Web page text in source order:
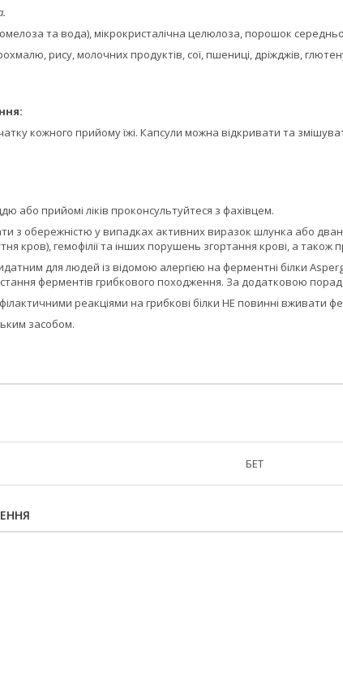
та вода), мікрокристалічна целюлоза, порошок
рису, молочних продуктів, сої, пшениці, дріжджів,
кожного прийому їжі. Капсули можна відкривати та
або прийомі ліків проконсультуйтеся з фахівцем.
з обережністю у випадках активних виразок шлунка або
кров), гемофілії та інших порушень згортання крові, а
для людей із відомою алергією на ферментні білки
ферментів грибкового походження. За додатковою
реакціями на грибкові білки НЕ повинні вживати
засобом.
БЕТ